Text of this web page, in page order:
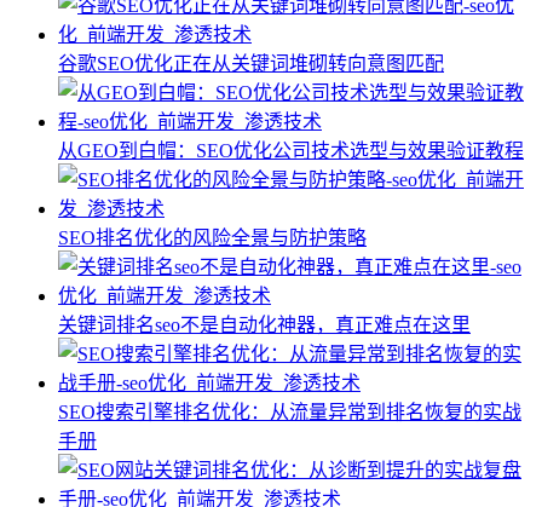
谷歌SEO优化正在从关键词堆砌转向意图匹配
从GEO到白帽：SEO优化公司技术选型与效果验证教程
SEO排名优化的风险全景与防护策略
关键词排名seo不是自动化神器，真正难点在这里
SEO搜索引擎排名优化：从流量异常到排名恢复的实战
手册